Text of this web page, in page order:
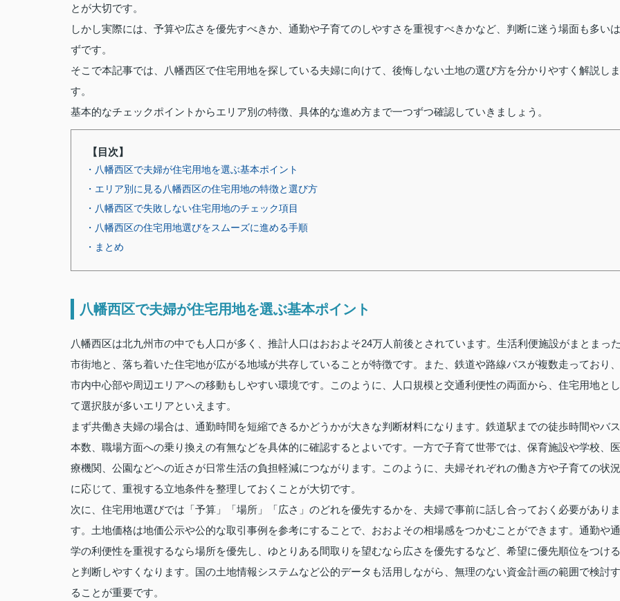
とが大切です。
しかし実際には、予算や広さを優先すべきか、通勤や子育てのしやすさを重視すべきかなど、判断に迷う場面も多いは
ずです。
そこで本記事では、八幡西区で住宅用地を探している夫婦に向けて、後悔しない土地の選び方を分かりやすく解説しま
す。
基本的なチェックポイントからエリア別の特徴、具体的な進め方まで一つずつ確認していきましょう。
【目次】
・八幡西区で夫婦が住宅用地を選ぶ基本ポイント
・エリア別に見る八幡西区の住宅用地の特徴と選び方
・八幡西区で失敗しない住宅用地のチェック項目
・八幡西区の住宅用地選びをスムーズに進める手順
・まとめ
八幡西区で夫婦が住宅用地を選ぶ基本ポイント
八幡西区は北九州市の中でも人口が多く、推計人口はおおよそ24万人前後とされています。生活利便施設がまとまった
市街地と、落ち着いた住宅地が広がる地域が共存していることが特徴です。また、鉄道や路線バスが複数走っており、
市内中心部や周辺エリアへの移動もしやすい環境です。このように、人口規模と交通利便性の両面から、住宅用地とし
て選択肢が多いエリアといえます。
まず共働き夫婦の場合は、通勤時間を短縮できるかどうかが大きな判断材料になります。鉄道駅までの徒歩時間やバス
本数、職場方面への乗り換えの有無などを具体的に確認するとよいです。一方で子育て世帯では、保育施設や学校、医
療機関、公園などへの近さが日常生活の負担軽減につながります。このように、夫婦それぞれの働き方や子育ての状況
に応じて、重視する立地条件を整理しておくことが大切です。
次に、住宅用地選びでは「予算」「場所」「広さ」のどれを優先するかを、夫婦で事前に話し合っておく必要がありま
す。土地価格は地価公示や公的な取引事例を参考にすることで、おおよその相場感をつかむことができます。通勤や通
学の利便性を重視するなら場所を優先し、ゆとりある間取りを望むなら広さを優先するなど、希望に優先順位をつける
と判断しやすくなります。国の土地情報システムなど公的データも活用しながら、無理のない資金計画の範囲で検討す
ることが重要です。